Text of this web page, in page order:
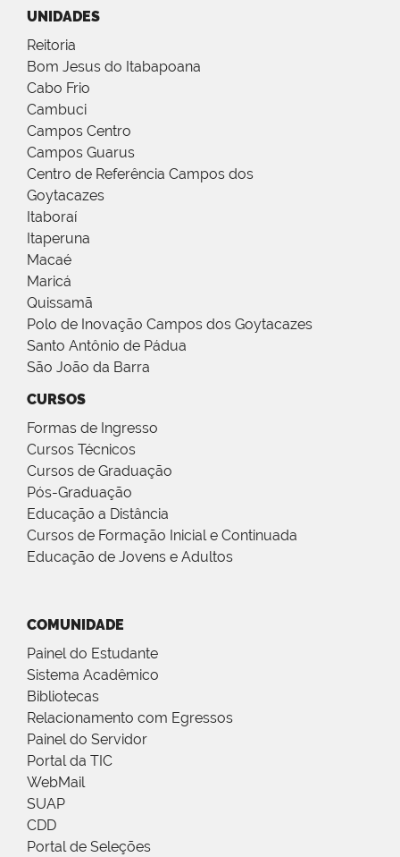
UNIDADES
Reitoria
Bom Jesus do Itabapoana
Cabo Frio
Cambuci
Campos Centro
Campos Guarus
Centro de Referência Campos dos
Goytacazes
Itaboraí
Itaperuna
Macaé
Maricá
Quissamã
Polo de Inovação Campos dos Goytacazes
Santo Antônio de Pádua
São João da Barra
CURSOS
Formas de Ingresso
Cursos Técnicos
Cursos de Graduação
Pós-Graduação
Educação a Distância
Cursos de Formação Inicial e Continuada
Educação de Jovens e Adultos
COMUNIDADE
Painel do Estudante
Sistema Acadêmico
Bibliotecas
Relacionamento com Egressos
Painel do Servidor
Portal da TIC
WebMail
SUAP
CDD
Portal de Seleções